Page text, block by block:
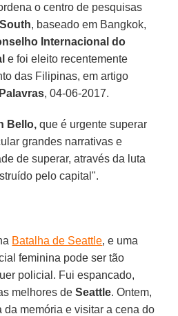
o centro de pesquisas
, baseado em Bangkok,
Internacional do
e foi eleito recentemente
das Filipinas, em artigo
, 04-06-2017.
Bello, que é urgente superar
grandes narrativas e
de superar, através da luta
pelo capital".
Batalha de Seattle, e uma
feminina pode ser tão
policial. Fui espancado,
melhores deSeattle. Ontem,
memória e visitar a cena do